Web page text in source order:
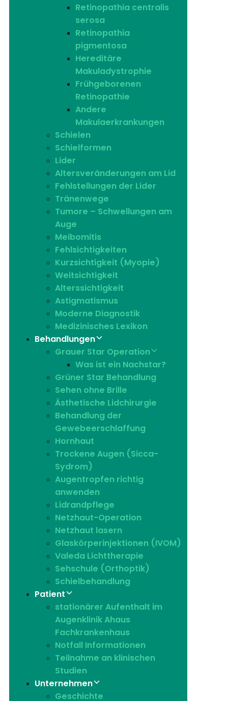
Retinopathia centralis
serosa
Retinopathia
pigmentosa
Hereditäre
Makuladystrophie
Frühgeborenen
Retinopathie
Andere
Makulaerkrankungen
Schielen
Schielformen
Lider
Altersveränderungen am Lid
Fehlstellungen der Lider
Tränenwege
Tumore – Schwellungen am
Auge
Meibomitis
Fehlsichtigkeiten
Kurzsichtigkeit (Myopie)
Weitsichtigkeit
Alterssichtigkeit
Astigmatismus
Moderne Diagnostik
Medizinisches Lexikon
Behandlungen
Grauer Star Operation
Was ist ein Nachstar?
Grüner Star Behandlung
Sehen ohne Brille
Ästhetische Lidchirurgie
Behandlung der
Gewebeerschlaffung
Hornhaut
Trockene Augen (Sicca-
Sydrom)
Augentropfen richtig
anwenden
Lidrandpflege
Netzhaut-Operation
Netzhaut lasern
Glaskörperinjektionen (IVOM)
Valeda Lichttherapie
Sehschule (Orthoptik)
Schielbehandlung
Patient
stationärer Aufenthalt im
Augenklinik Ahaus
Fachkrankenhaus
Notfall Informationen
Teilnahme an klinischen
Studien
Unternehmen
Geschichte